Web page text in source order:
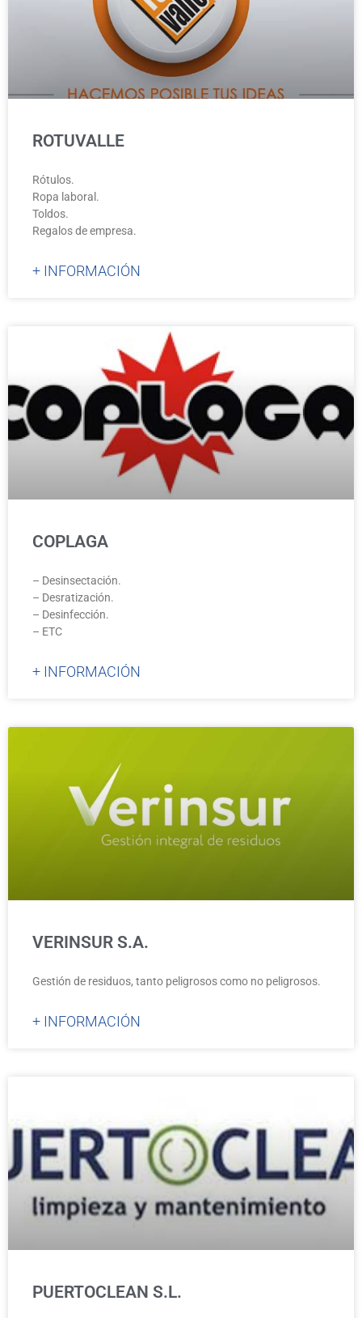
ROTUVALLE
Rótulos.
Ropa laboral.
Toldos.
Regalos de empresa.
+ INFORMACIÓN
COPLAGA
– Desinsectación.
– Desratización.
– Desinfección.
– ETC
+ INFORMACIÓN
VERINSUR S.A.
Gestión de residuos, tanto peligrosos como no peligrosos.
+ INFORMACIÓN
PUERTOCLEAN S.L.